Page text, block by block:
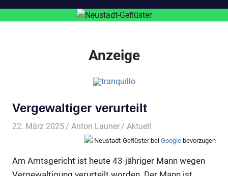
Anzeige
Vergewaltiger verurteilt
22. März 2025 Anton Launer Aktuell
Neustadt-Geflüster bei Google bevorzugen
Am Amtsgericht ist heute 43-jähriger Mann wegen